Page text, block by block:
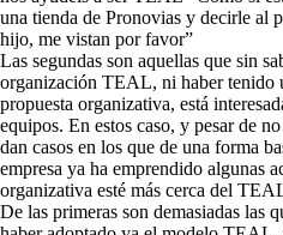
una tienda de Pronovias y decirle al
hijo, me vistan por favor”
Las segundas son aquellas que sin
organización TEAL, ni haber tenido
propuesta organizativa, está
equipos. En estos caso, y pesar de
dan casos en los que de una forma
empresa ya ha emprendido algunas
organizativa esté más cerca del
De las primeras son demasiadas las